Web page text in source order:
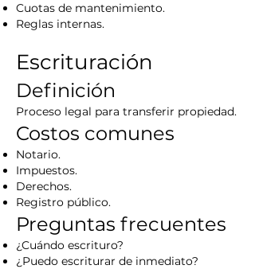
Cuotas de mantenimiento.
Reglas internas.
Escrituración
Definición
Proceso legal para transferir propiedad.
Costos comunes
Notario.
Impuestos.
Derechos.
Registro público.
Preguntas frecuentes
¿Cuándo escrituro?
¿Puedo escriturar de inmediato?